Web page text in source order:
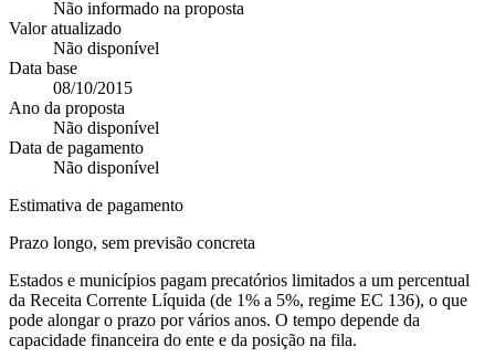
Não informado na proposta
Valor atualizado
Não disponível
Data base
08/10/2015
Ano da proposta
Não disponível
Data de pagamento
Não disponível
Estimativa de pagamento
Prazo longo, sem previsão concreta
Estados e municípios pagam precatórios limitados a um percentual
da Receita Corrente Líquida (de 1% a 5%, regime EC 136), o que
pode alongar o prazo por vários anos. O tempo depende da
capacidade financeira do ente e da posição na fila.